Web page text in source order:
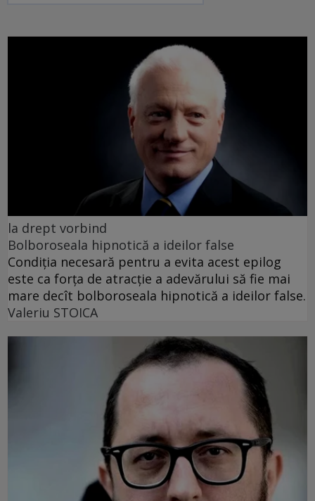
la drept vorbind
Bolboroseala hipnotică a ideilor false
Condiția necesară pentru a evita acest epilog
este ca forța de atracție a adevărului să fie mai
mare decît bolboroseala hipnotică a ideilor false.
Valeriu STOICA